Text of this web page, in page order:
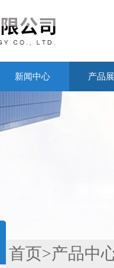
新闻中心 产品
首页>产品中